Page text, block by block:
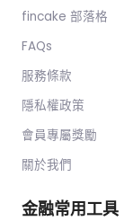
fincake 部落格
FAQs
服務條款
隱私權政策
會員專屬獎勵
關於我們
金融常用工具